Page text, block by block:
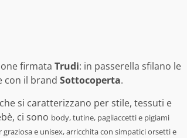
firmata Trudi: in passerella sfilano le
con il brand Sottocoperta.
si caratterizzano per stile, tessuti e
ci sono body, tutine, pagliaccetti e pigiami
e unisex, arricchita con simpatici orsetti e